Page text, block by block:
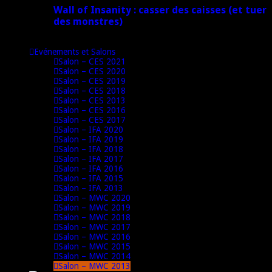
Wall of Insanity : casser des caisses (et tuer
des monstres)
Evénements et Salons
Salon – CES 2021
Salon – CES 2020
Salon – CES 2019
Salon – CES 2018
Salon – CES 2013
Salon – CES 2016
Salon – CES 2017
Salon – IFA 2020
Salon – IFA 2019
Salon – IFA 2018
Salon – IFA 2017
Salon – IFA 2016
Salon – IFA 2015
Salon – IFA 2013
Salon – MWC 2020
Salon – MWC 2019
Salon – MWC 2018
Salon – MWC 2017
Salon – MWC 2016
Salon – MWC 2015
Salon – MWC 2014
Salon – MWC 2013